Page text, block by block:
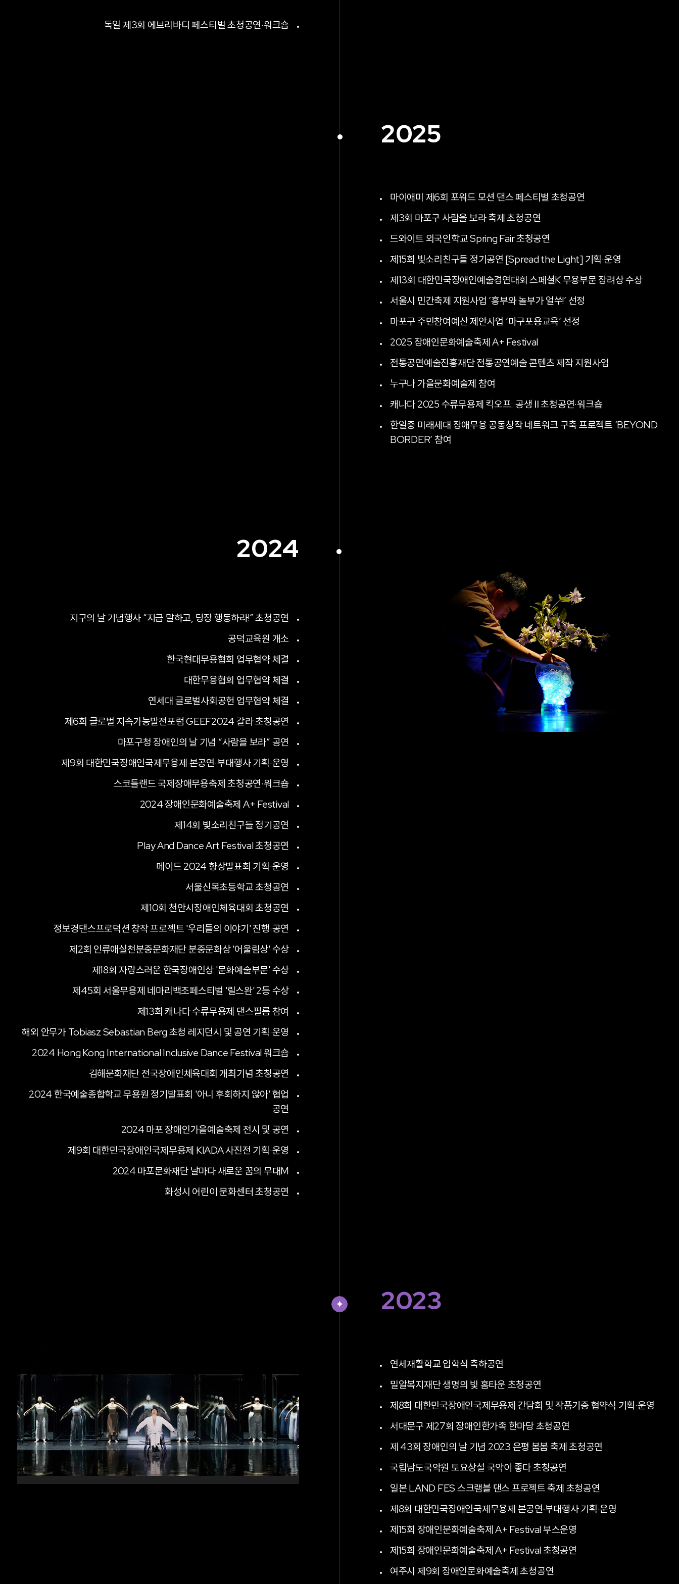
독일 제3회 에브리바디 페스티벌 초청공연·워크숍
2025
마이애미 제6회 포워드 모션 댄스 페스티벌 초청공연
제3회 마포구 사람을 보라 축제 초청공연
드와이트 외국인학교 Spring Fair 초청공연
제15회 빛소리친구들 정기공연 [Spread the Light] 기획·운영
제13회 대한민국장애인예술경연대회 스페셜K 무용부문 장려상 수상
서울시 민간축제 지원사업 ‘흥부와 놀부가 얼쑤!’ 선정
마포구 주민참여예산 제안사업 ’마구포용교육’ 선정
2025 장애인문화예술축제 A+ Festival
전통공연예술진흥재단 전통공연예술 콘텐츠 제작 지원사업
누구나 가을문화예술제 참여
캐나다 2025 수류무용제 킥오프: 공생 Ⅱ 초청공연·워크숍
한일중 미래세대 장애무용 공동창작 네트워크 구축 프로젝트 ‘BEYOND
BORDER’ 참여
2024
지구의 날 기념행사 “지금 말하고, 당장 행동하라!” 초청공연
공덕교육원 개소
한국현대무용협회 업무협약 체결
대한무용협회 업무협약 체결
연세대 글로벌사회공헌 업무협약 체결
제6회 글로벌 지속가능발전포럼 GEEF2024 갈라 초청공연
마포구청 장애인의 날 기념 “사람을 보라” 공연
제9회 대한민국장애인국제무용제 본공연·부대행사 기획·운영
스코틀랜드 국제장애무용축제 초청공연·워크숍
2024 장애인문화예술축제 A+ Festival
제14회 빛소리친구들 정기공연
Play And Dance Art Festival 초청공연
메이드 2024 향상발표회 기획·운영
서울신목초등학교 초청공연
제10회 천안시장애인체육대회 초청공연
정보경댄스프로덕션 창작 프로젝트 '우리들의 이야기' 진행·공연
제2회 인류애실천분중문화재단 분중문화상 '어울림상' 수상
제18회 자랑스러운 한국장애인상 '문화예술부문' 수상
제45회 서울무용제 네마리백조페스티벌 '릴스완' 2등 수상
제13회 캐나다 수류무용제 댄스필름 참여
해외 안무가 Tobiasz Sebastian Berg 초청 레지던시 및 공연 기획·운영
2024 Hong Kong International Inclusive Dance Festival 워크숍
김해문화재단 전국장애인체육대회 개최기념 초청공연
2024 한국예술종합학교 무용원 정기발표회 '아니 후회하지 않아' 협업
공연
2024 마포 장애인가을예술축제 전시 및 공연
제9회 대한민국장애인국제무용제 KIADA 사진전 기획·운영
2024 마포문화재단 날마다 새로운 꿈의 무대M
화성시 어린이 문화센터 초청공연
2023
연세재활학교 입학식 축하공연
밀알복지재단 생명의 빛 홈타운 초청공연
제8회 대한민국장애인국제무용제 간담회 및 작품기증 협약식 기획·운영
서대문구 제27회 장애인한가족 한마당 초청공연
제 43회 장애인의 날 기념 2023 은평 봄봄 축제 초청공연
국립남도국악원 토요상설 국악이 좋다 초청공연
일본 LAND FES 스크램블 댄스 프로젝트 축제 초청공연
제8회 대한민국장애인국제무용제 본공연‧부대행사 기획·운영
제15회 장애인문화예술축제 A+ Festival 부스운영
제15회 장애인문화예술축제 A+ Festival 초청공연
여주시 제9회 장애인문화예술축제 초청공연